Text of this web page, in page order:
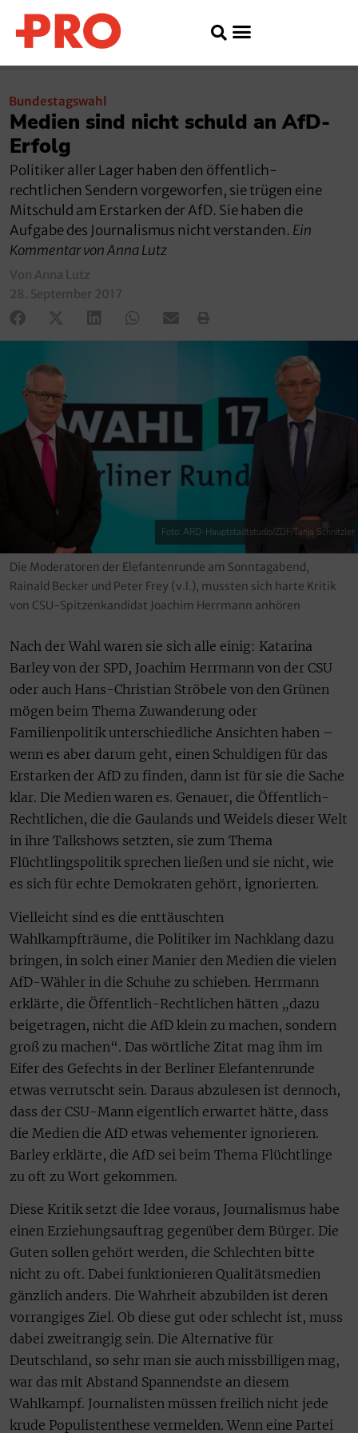
Bundestagswahl
Medien sind nicht schuld an AfD-
Erfolg
Politiker aller Lager haben den öffentlich-
rechtlichen Sendern vorgeworfen, sie trügen eine
Mitschuld am Erstarken der AfD. Sie haben die
Aufgabe des Journalismus nicht verstanden. Ein
Kommentar von Anna Lutz
Von Anna Lutz
28. September 2017
Foto: ARD-Hauptstadtstudio/ZDF/Tanja Schnitzler
Die Moderatoren der Elefantenrunde am Sonntagabend,
Rainald Becker und Peter Frey (v.l.), mussten sich harte Kritik
von CSU-Spitzenkandidat Joachim Herrmann anhören
Nach der Wahl waren sie sich alle einig: Katarina
Barley von der SPD, Joachim Herrmann von der CSU
oder auch Hans-Christian Ströbele von den Grünen
mögen beim Thema Zuwanderung oder
Familienpolitik unterschiedliche Ansichten haben –
wenn es aber darum geht, einen Schuldigen für das
Erstarken der AfD zu finden, dann ist für sie die Sache
klar. Die Medien waren es. Genauer, die Öffentlich-
Rechtlichen, die die Gaulands und Weidels dieser Welt
in ihre Talkshows setzten, sie zum Thema
Flüchtlingspolitik sprechen ließen und sie nicht, wie
es sich für echte Demokraten gehört, ignorierten.
Vielleicht sind es die enttäuschten
Wahlkampfträume, die Politiker im Nachklang dazu
bringen, in solch einer Manier den Medien die vielen
AfD-Wähler in die Schuhe zu schieben. Herrmann
erklärte, die Öffentlich-Rechtlichen hätten „dazu
beigetragen, nicht die AfD klein zu machen, sondern
groß zu machen“. Das wörtliche Zitat mag ihm im
Eifer des Gefechts in der Berliner Elefantenrunde
etwas verrutscht sein. Daraus abzulesen ist dennoch,
dass der CSU-Mann eigentlich erwartet hätte, dass
die Medien die AfD etwas vehementer ignorieren.
Barley erklärte, die AfD sei beim Thema Flüchtlinge
zu oft zu Wort gekommen.
Diese Kritik setzt die Idee voraus, Journalismus habe
einen Erziehungsauftrag gegenüber dem Bürger. Die
Guten sollen gehört werden, die Schlechten bitte
nicht zu oft. Dabei funktionieren Qualitätsmedien
gänzlich anders. Die Wahrheit abzubilden ist deren
vorrangiges Ziel. Ob diese gut oder schlecht ist, muss
dabei zweitrangig sein. Die Alternative für
Deutschland, so sehr man sie auch missbilligen mag,
war das mit Abstand Spannendste an diesem
Wahlkampf. Journalisten müssen freilich nicht jede
krude Populistenthese vermelden. Wenn eine Partei